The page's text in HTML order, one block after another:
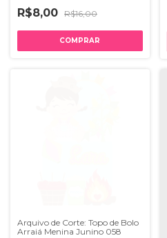
R$8,00 R$16,00
Arquivo de Corte: Topo de Bolo
Arraiá Menina Junino 058